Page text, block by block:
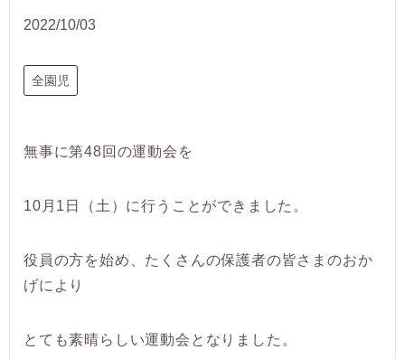
2022/10/03
全園児
無事に第48回の運動会を
10月1日（土）に行うことができました。
役員の方を始め、たくさんの保護者の皆さまのおか
げにより
とても素晴らしい運動会となりました。